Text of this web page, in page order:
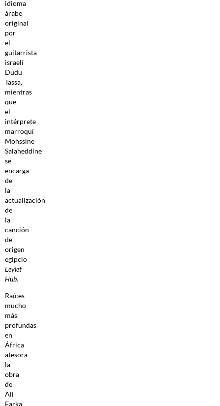
idioma
árabe
original
por
el
guitarrista
israelí
Dudu
Tassa,
mientras
que
el
intérprete
marroquí
Mohssine
Salaheddine
se
encarga
de
la
actualización
de
la
canción
de
origen
egipcio
Leylet
Hub.
Raíces
mucho
más
profundas
en
África
atesora
la
obra
de
Ali
Farka